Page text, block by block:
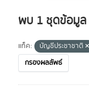
พบ 1 ชุดข้อมูล
แท็ค: บัญชีประชาชาติ
กรองผลลัพธ์